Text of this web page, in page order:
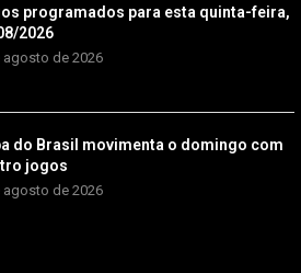
programados para esta quinta-feira,
2026
agosto de 2026
do Brasil movimenta o domingo com
jogos
agosto de 2026